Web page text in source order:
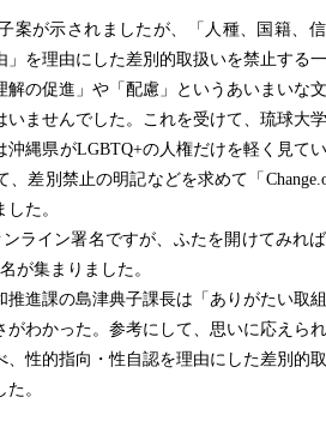
案が示されましたが、「人種、国籍、
」を理由にした差別的取扱いを禁止する
解の促進」や「配慮」というあいまいな
いませんでした。これを受けて、琉球大
沖縄県がLGBTQ+の人権だけを軽く見て
差別禁止の明記などを求めて「
た。
ライン署名ですが、ふたを開けてみれ
が集まりました。
進課の島津典子課長は「ありがたい取
わかった。参考にして、思いに応えら
、性的指向・性自認を理由にした差別的
。